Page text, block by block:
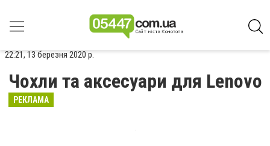
22:21, 13 березня 2020 р.
Чохли та аксесуари для Lenovo
РЕКЛАМА